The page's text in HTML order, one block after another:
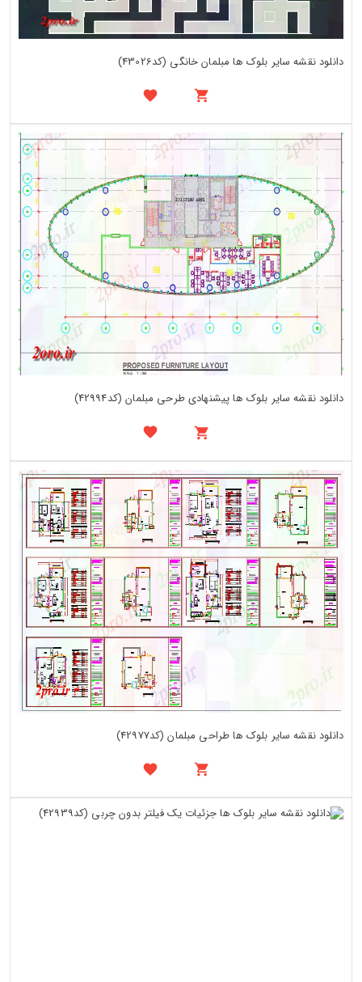
دانلود نقشه سایر بلوک ها مبلمان خانگی (کد43026)
دانلود نقشه سایر بلوک ها پیشنهادی طرحی مبلمان (کد42994)
دانلود نقشه سایر بلوک ها طراحی مبلمان (کد42977)